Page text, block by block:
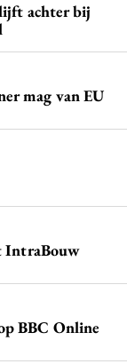
achter bij
mag van EU
IntraBouw
BBC Online